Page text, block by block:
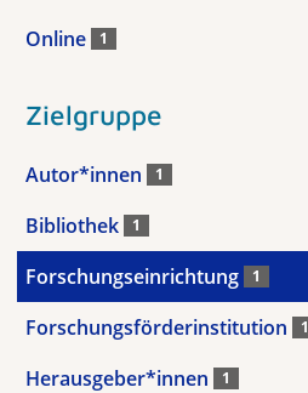
Online 1
Zielgruppe
Autor*innen 1
Bibliothek 1
Forschungseinrichtung 1
Forschungsförderinstitution 1
Herausgeber*innen 1